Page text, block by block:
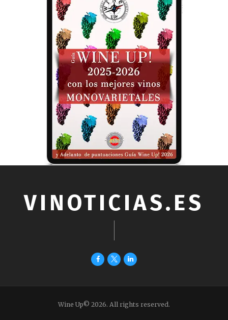
VINOTICIAS.ES
Wine Up© 2026. All rights reserved.